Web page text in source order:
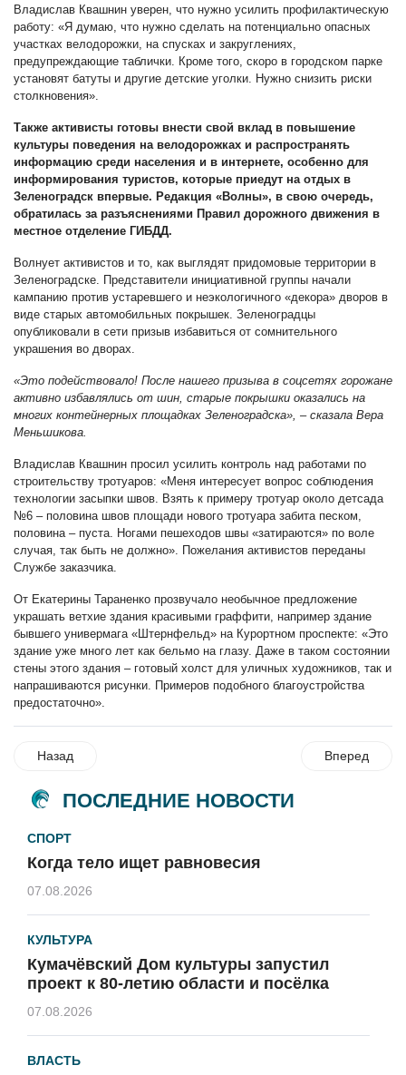
Владислав Квашнин уверен, что нужно усилить профилактическую
работу: «Я думаю, что нужно сделать на потенциально опасных
участках велодорожки, на спусках и закруглениях,
предупреждающие таблички. Кроме того, скоро в городском парке
установят батуты и другие детские уголки. Нужно снизить риски
столкновения».
Также активисты готовы внести свой вклад в повышение
культуры поведения на велодорожках и распространять
информацию среди населения и в интернете, особенно для
информирования туристов, которые приедут на отдых в
Зеленоградск впервые. Редакция «Волны», в свою очередь,
обратилась за разъяснениями Правил дорожного движения в
местное отделение ГИБДД.
Волнует активистов и то, как выглядят придомовые территории в
Зеленоградске. Представители инициативной группы начали
кампанию против устаревшего и неэкологичного «декора» дворов в
виде старых автомобильных покрышек. Зеленоградцы
опубликовали в сети призыв избавиться от сомнительного
украшения во дворах.
«Это подействовало! После нашего призыва в соцсетях горожане
активно избавлялись от шин, старые покрышки оказались на
многих контейнерных площадках Зеленоградска», – сказала Вера
Меньшикова.
Владислав Квашнин просил усилить контроль над работами по
строительству тротуаров: «Меня интересует вопрос соблюдения
технологии засыпки швов. Взять к примеру тротуар около детсада
№6 – половина швов площади нового тротуара забита песком,
половина – пуста. Ногами пешеходов швы «затираются» по воле
случая, так быть не должно». Пожелания активистов переданы
Службе заказчика.
От Екатерины Тараненко прозвучало необычное предложение
украшать ветхие здания красивыми граффити, например здание
бывшего универмага «Штернфельд» на Курортном проспекте: «Это
здание уже много лет как бельмо на глазу. Даже в таком состоянии
стены этого здания – готовый холст для уличных художников, так и
напрашиваются рисунки. Примеров подобного благоустройства
предостаточно».
Назад Вперед
ПОСЛЕДНИЕ НОВОСТИ
СПОРТ
Когда тело ищет равновесия
07.08.2026
КУЛЬТУРА
Кумачёвский Дом культуры запустил
проект к 80-летию области и посёлка
07.08.2026
ВЛАСТЬ